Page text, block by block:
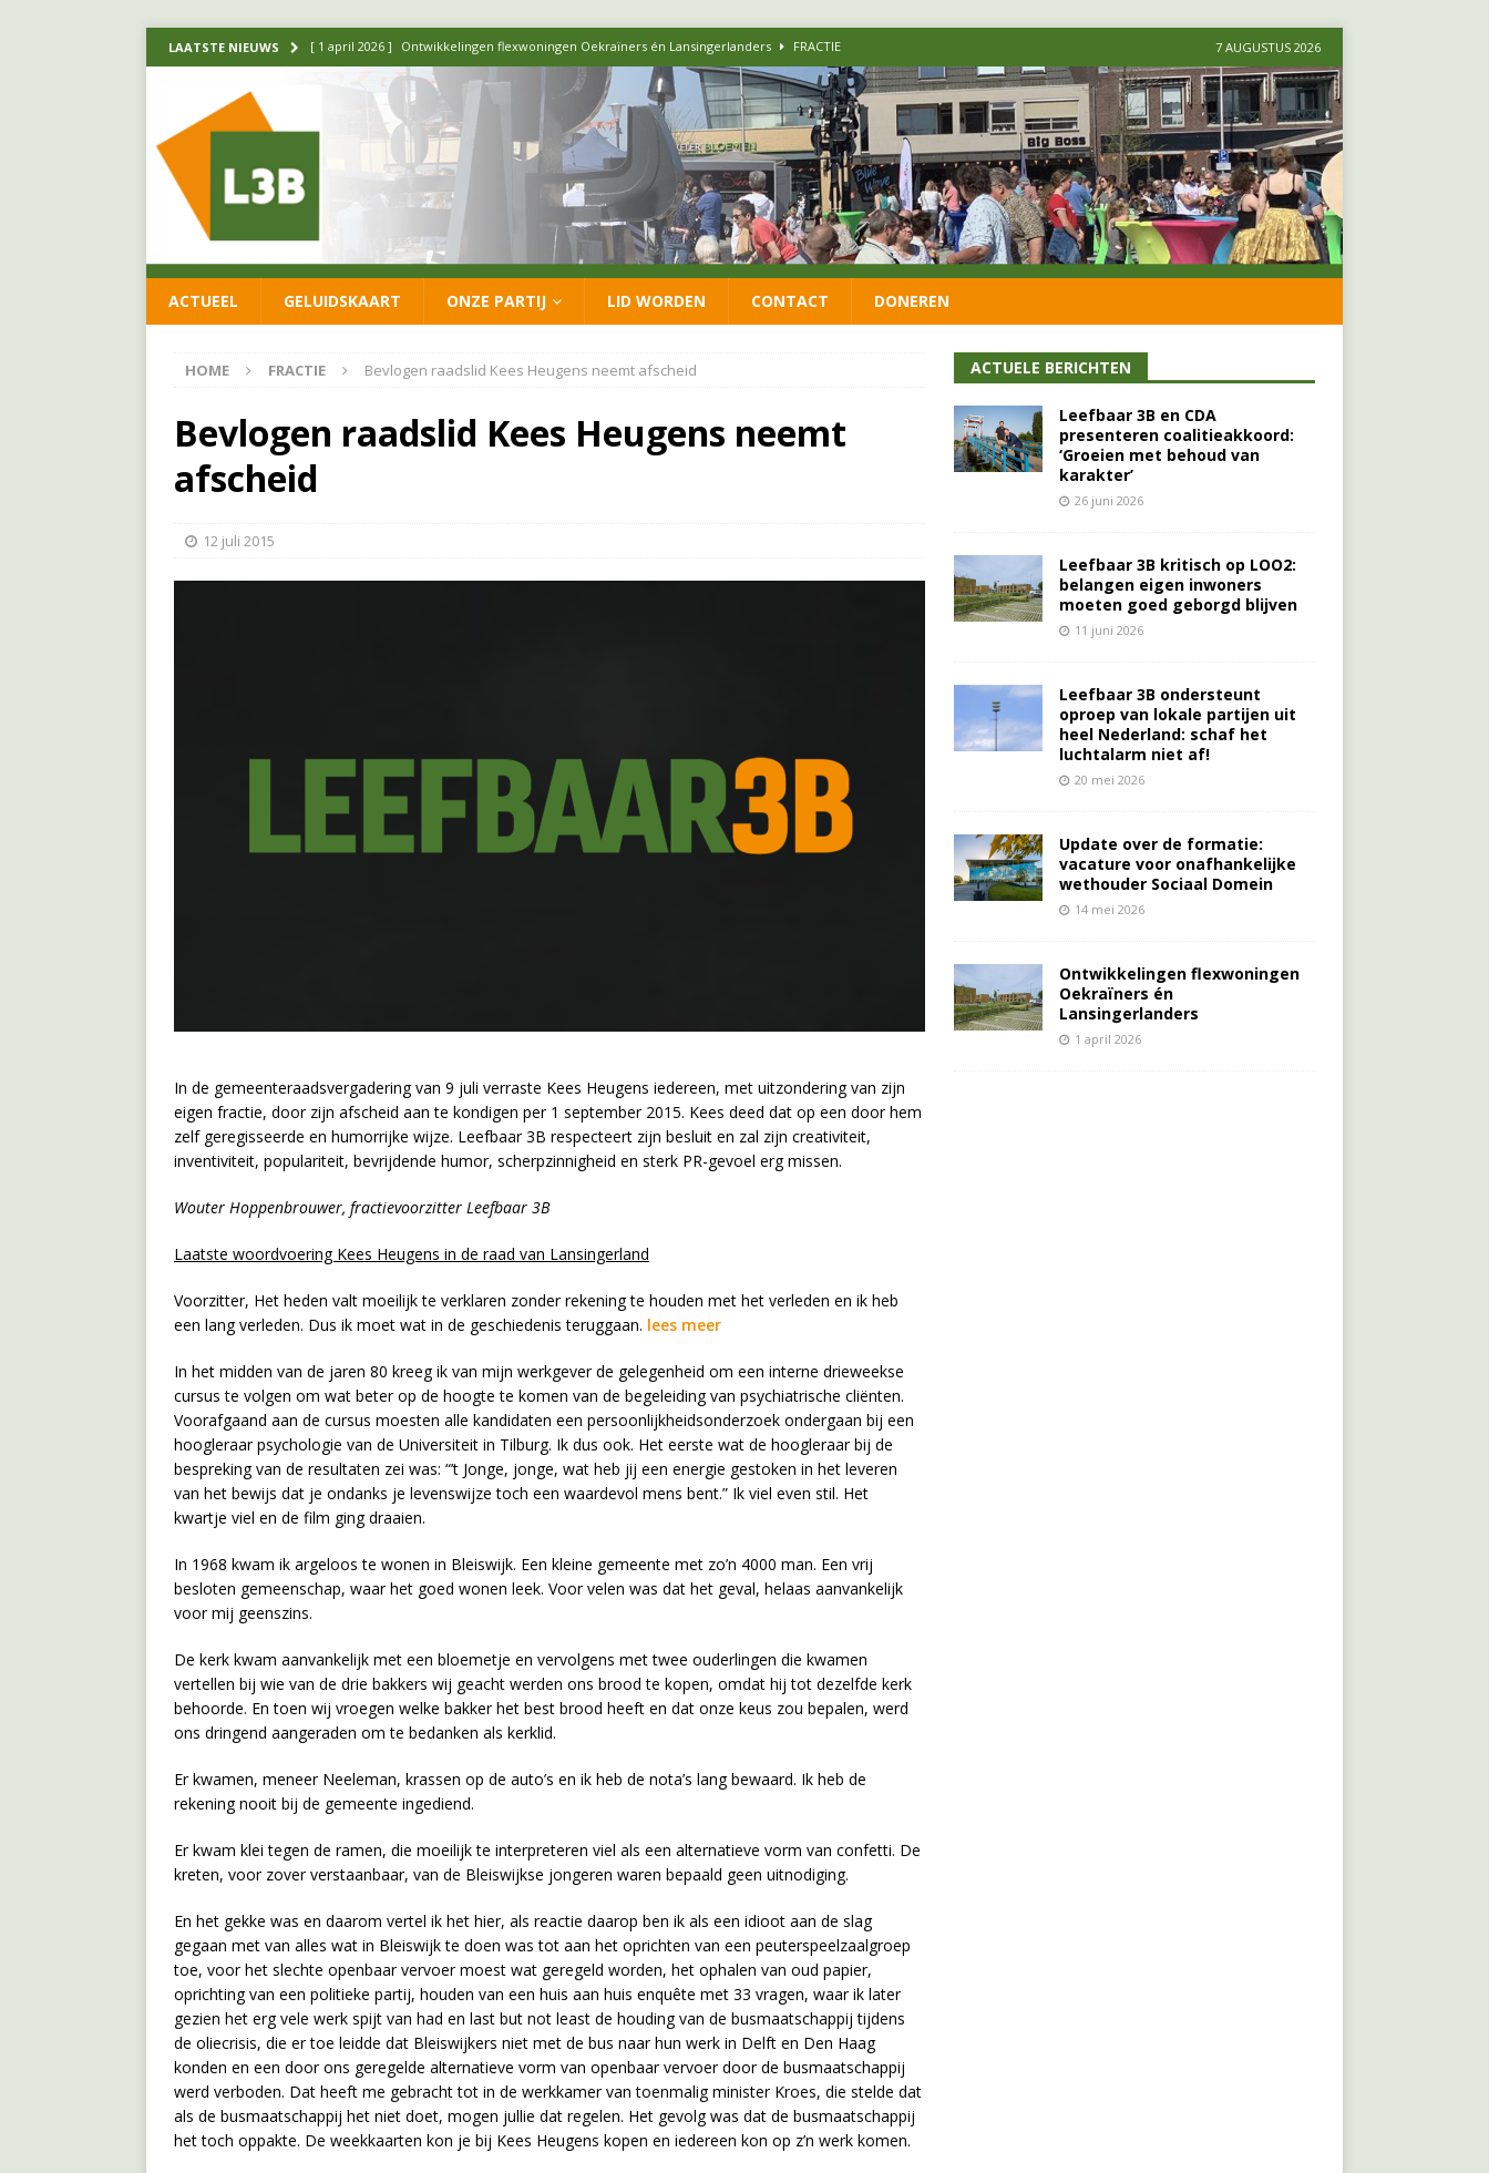
LAATSTE NIEUWS [ 1 april 2026 ] Ontwikkelingen flexwoningen Oekraïners én Lansingerlanders FRACTIE
[ 26 juni 2026 ] Leefbaar 3B en CDA presenteren coalitieakkoord: ‘Groeien met behoud van karakter’
[ 11 juni 2026 ] Leefbaar 3B kritisch op LOO2: belangen eigen inwoners moeten goed geborgd blijven
Leefbaar 3B ondersteunt oproep van lokale partijen uit heel Nederland: schaf het
[ 14 mei 2026 ] Update over de formatie: vacature voor onafhankelijke wethouder Sociaal Domein
7 AUGUSTUS 2026
ACTUEEL GELUIDSKAART ONZE PARTIJ LID WORDEN CONTACT DONEREN
HOME FRACTIE Bevlogen raadslid Kees Heugens neemt afscheid
Bevlogen raadslid Kees Heugens neemt
afscheid
12 juli 2015
In de gemeenteraadsvergadering van 9 juli verraste Kees Heugens iedereen, met uitzondering van zijn
eigen fractie, door zijn afscheid aan te kondigen per 1 september 2015. Kees deed dat op een door hem
zelf geregisseerde en humorrijke wijze. Leefbaar 3B respecteert zijn besluit en zal zijn creativiteit,
inventiviteit, populariteit, bevrijdende humor, scherpzinnigheid en sterk PR-gevoel erg missen.
Wouter Hoppenbrouwer, fractievoorzitter Leefbaar 3B
Laatste woordvoering Kees Heugens in de raad van Lansingerland
Voorzitter, Het heden valt moeilijk te verklaren zonder rekening te houden met het verleden en ik heb
een lang verleden. Dus ik moet wat in de geschiedenis teruggaan. lees meer
In het midden van de jaren 80 kreeg ik van mijn werkgever de gelegenheid om een interne drieweekse
cursus te volgen om wat beter op de hoogte te komen van de begeleiding van psychiatrische cliënten.
Voorafgaand aan de cursus moesten alle kandidaten een persoonlijkheidsonderzoek ondergaan bij een
hoogleraar psychologie van de Universiteit in Tilburg. Ik dus ook. Het eerste wat de hoogleraar bij de
bespreking van de resultaten zei was: “’t Jonge, jonge, wat heb jij een energie gestoken in het leveren
van het bewijs dat je ondanks je levenswijze toch een waardevol mens bent.” Ik viel even stil. Het
kwartje viel en de film ging draaien.
In 1968 kwam ik argeloos te wonen in Bleiswijk. Een kleine gemeente met zo’n 4000 man. Een vrij
besloten gemeenschap, waar het goed wonen leek. Voor velen was dat het geval, helaas aanvankelijk
voor mij geenszins.
De kerk kwam aanvankelijk met een bloemetje en vervolgens met twee ouderlingen die kwamen
vertellen bij wie van de drie bakkers wij geacht werden ons brood te kopen, omdat hij tot dezelfde kerk
behoorde. En toen wij vroegen welke bakker het best brood heeft en dat onze keus zou bepalen, werd
ons dringend aangeraden om te bedanken als kerklid.
Er kwamen, meneer Neeleman, krassen op de auto’s en ik heb de nota’s lang bewaard. Ik heb de
rekening nooit bij de gemeente ingediend.
Er kwam klei tegen de ramen, die moeilijk te interpreteren viel als een alternatieve vorm van confetti. De
kreten, voor zover verstaanbaar, van de Bleiswijkse jongeren waren bepaald geen uitnodiging.
En het gekke was en daarom vertel ik het hier, als reactie daarop ben ik als een idioot aan de slag
gegaan met van alles wat in Bleiswijk te doen was tot aan het oprichten van een peuterspeelzaalgroep
toe, voor het slechte openbaar vervoer moest wat geregeld worden, het ophalen van oud papier,
oprichting van een politieke partij, houden van een huis aan huis enquête met 33 vragen, waar ik later
gezien het erg vele werk spijt van had en last but not least de houding van de busmaatschappij tijdens
de oliecrisis, die er toe leidde dat Bleiswijkers niet met de bus naar hun werk in Delft en Den Haag
konden en een door ons geregelde alternatieve vorm van openbaar vervoer door de busmaatschappij
werd verboden. Dat heeft me gebracht tot in de werkkamer van toenmalig minister Kroes, die stelde dat
als de busmaatschappij het niet doet, mogen jullie dat regelen. Het gevolg was dat de busmaatschappij
het toch oppakte. De weekkaarten kon je bij Kees Heugens kopen en iedereen kon op z’n werk komen.
ACTUELE BERICHTEN
Leefbaar 3B en CDA
presenteren coalitieakkoord:
‘Groeien met behoud van
karakter’
26 juni 2026
Leefbaar 3B kritisch op LOO2:
belangen eigen inwoners
moeten goed geborgd blijven
11 juni 2026
Leefbaar 3B ondersteunt
oproep van lokale partijen uit
heel Nederland: schaf het
luchtalarm niet af!
20 mei 2026
Update over de formatie:
vacature voor onafhankelijke
wethouder Sociaal Domein
14 mei 2026
Ontwikkelingen flexwoningen
Oekraïners én
Lansingerlanders
1 april 2026